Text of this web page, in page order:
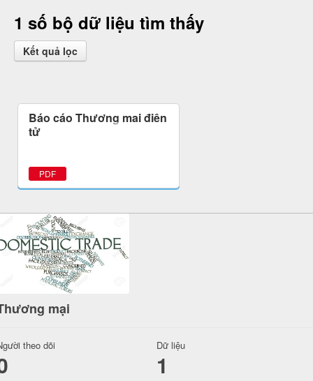
1 số bộ dữ liệu tìm thấy
Kết quả lọc
Báo cáo Thương mại điện
tử
PDF
mại
theo dõi Dữ liệu
1